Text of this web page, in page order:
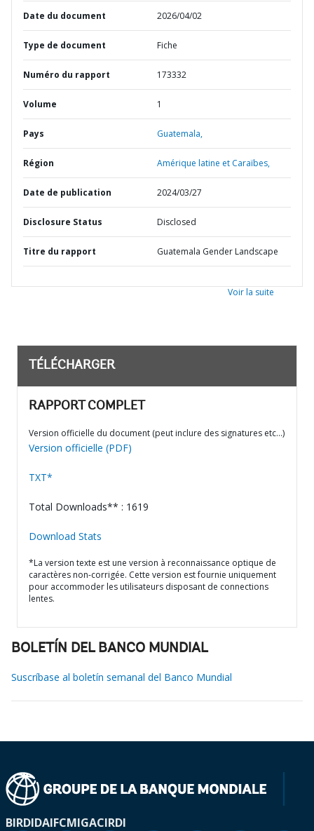
Date du document 2026/04/02
Type de document Fiche
Numéro du rapport 173332
Volume 1
Pays Guatemala,
Région Amérique latine et Caraïbes,
Date de publication 2024/03/27
Disclosure Status Disclosed
Titre du rapport Guatemala Gender Landscape
Voir la suite
TÉLÉCHARGER
RAPPORT COMPLET
Version officielle du document (peut inclure des signatures etc…)
Version officielle (PDF)
TXT*
Total Downloads** : 1619
Download Stats
*La version texte est une version à reconnaissance optique de
caractères non-corrigée. Cette version est fournie uniquement
pour accommoder les utilisateurs disposant de connections
lentes.
BOLETÍN DEL BANCO MUNDIAL
Suscríbase al boletín semanal del Banco Mundial
BIRDIDAIFCMIGACIRDI